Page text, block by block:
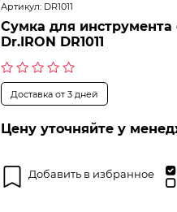
Артикул: DR1011
Сумка для
Dr.IRON DR1011
Оценка
из
Доставка от 3 дней
Цену уточняйте у
Добавить в избранное